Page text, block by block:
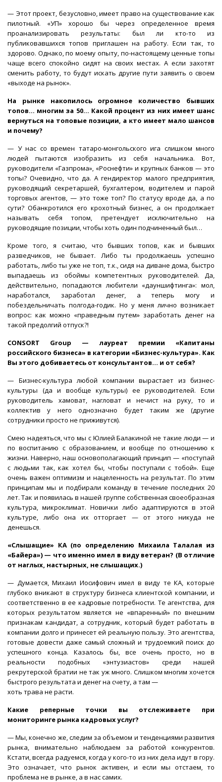
— Этот проект, безусловно, имеет право на существование как
пилотный. «УП» хорошо бы через определенное время
проанализировать результаты: был ли кто-то из
публиковавшихся топов приглашен на работу. Если так, то
здорово. Однако, по моему опыту, по-настоящему ценные топы
чаще всего спокойно сидят на своих местах. А если захотят
сменить работу, то будут искать другие пути заявить о своем
«выходе на рынок».
На рынке накопилось огромное количество бывших
топов... многим за 50... Какой процент из них имеет шанс
вернуться на топовые позиции, а кто имеет мало шансов
и почему?
— У нас со времен татаро-монгольского ига слишком много
людей пытаются изобразить из себя начальника. Вот,
руководители «Газпрома», «Роснефти» и крупных банков — это
топы? Очевидно, что да. А гендиректор малого предприятия,
руководящий секретаршей, бухгалтером, водителем и парой
торговых агентов, — это тоже топ? По статусу вроде да, а по
сути? Обанкротился его крохотный бизнес, а он продолжает
называть себя топом, претендует исключительно на
руководящие позиции, чтобы хоть один подчиненный был…
Кроме того, я считаю, что бывших топов, как и бывших
разведчиков, не бывает. Либо ты продолжаешь успешно
работать, либо ты уже не топ, т.к., сидя на диване дома, быстро
выпадаешь из обоймы компетентных руководителей. Да,
действительно, попадаются любители «дауншифтинга»: мол,
наработался, заработал денег, а теперь могу и
побездельничать полгода-годик. Но у меня лично возникает
вопрос: как можно «праведным путем» заработать денег на
такой предолгий отпуск?!
CONSORT Group — лауреат премии «Капитаны
российского бизнеса» в категории «Бизнес-культура». Как
Вы этого добиваетесь от консультантов... и от себя?
— Бизнес-культура любой компании вырастает из бизнес-
культуры (да и вообще культуры) ее руководителей. Если
руководитель хамоват, нагловат и нечист на руку, то и
коллектив у него однозначно будет таким же (другие
сотрудники просто не приживутся).
Смею надеяться, что мы с Юлией Балакиной не такие люди — и
по воспитанию с образованием, и вообще по отношению к
жизни. Наверно, наш основополагающий принцип — «поступай
с людьми так, как хотел бы, чтобы поступали с тобой». Еще
очень важен оптимизм и нацеленность на результат. По этим
принципам мы и подбирали команду в течение последних 20
лет. Так и появилась в нашей группе собственная своеобразная
культура, микроклимат. Новички либо адаптируются в этой
культуре, либо она их отторгает — от этого никуда не
денешься.
«Слышащие» КА (по определению Михаила Талалая из
«Байера») — что именно имел в виду ветеран? (В отличие
от наглых, настырных, не слышащих.)
— Думается, Михаил Иосифович имел в виду те КА, которые
глубоко вникают в структуру бизнеса клиентской компании, и
соответственно в ее кадровые потребности. Те агентства, для
которых результатом является не «впаренный» по внешним
признакам кандидат, а сотрудник, который будет работать в
компании долго и принесет ей реальную пользу. Это агентства,
готовые довести даже самый сложный и трудоемкий поиск до
успешного конца. Казалось бы, все очень просто, но в
реальности подобных «энтузиастов» среди нашей
рекрутерской братии не так уж много. Слишком многим хочется
быстрого результата и денег на счету, а там —
хоть трава не расти.
Какие реперные точки вы отслеживаете при
мониторинге рынка кадровых услуг?
— Мы, конечно же, следим за объемом и тенденциями развития
рынка, внимательно наблюдаем за работой конкурентов.
Кстати, всегда радуемся, когда у кого-то из них дела идут в гору.
Это означает, что рынок активен, и если мы отстаем, то
проблема не в рынке, а в нас самих.